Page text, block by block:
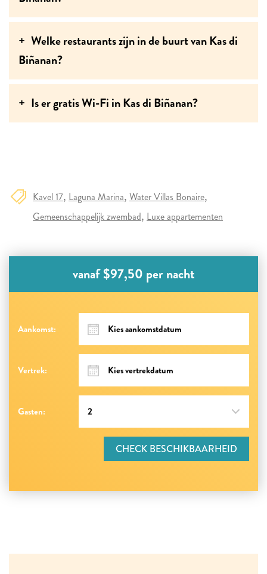
Welke restaurants zijn in de buurt van Kas di
Biñanan?
Is er gratis Wi-Fi in Kas di Biñanan?
Kavel 17 Laguna Marina Water Villas Bonaire
Gemeenschappelijk zwembad Luxe appartementen
vanaf $97,50 per nacht
Aankomst:
Vertrek:
Gasten:
CHECK BESCHIKBAARHEID